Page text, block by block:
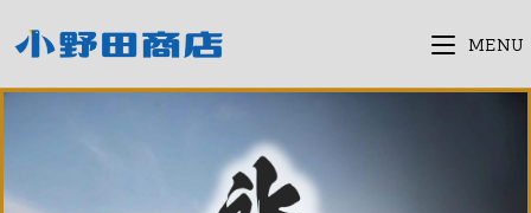
ン
ン
ス
MENU